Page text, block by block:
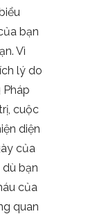
bạn
Vì
lý do
cuộc
diện
của
dù bạn
của
quan